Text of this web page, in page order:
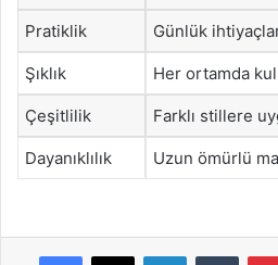
Pratiklik Günlük
Şıklık Her ortamda
Çeşitlilik Farklı stillere
Dayanıklılık Uzun ömürlü
Facebook
X LinkedIn